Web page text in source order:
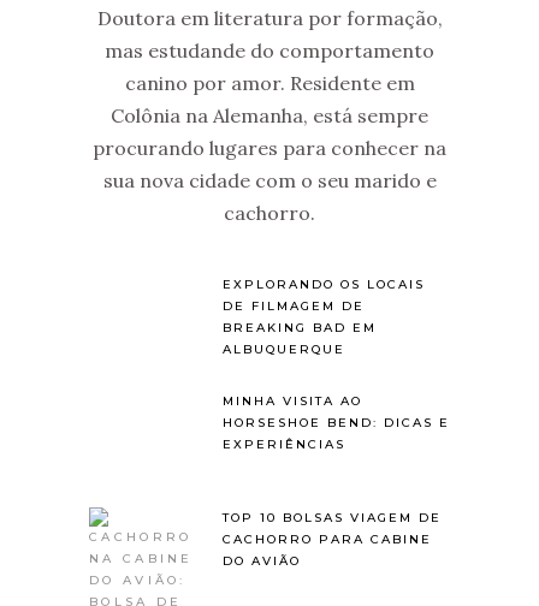
Doutora em literatura por formação,
mas estudande do comportamento
canino por amor. Residente em
Colônia na Alemanha, está sempre
procurando lugares para conhecer na
sua nova cidade com o seu marido e
cachorro.
EXPLORANDO OS LOCAIS
DE FILMAGEM DE
BREAKING BAD EM
ALBUQUERQUE
MINHA VISITA AO
HORSESHOE BEND: DICAS E
EXPERIÊNCIAS
TOP 10 BOLSAS VIAGEM DE
CACHORRO PARA CABINE
DO AVIÃO